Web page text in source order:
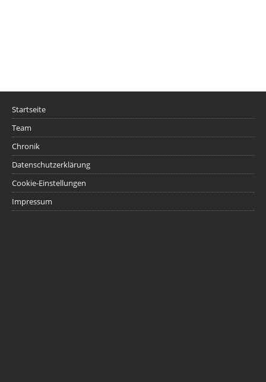
Startseite
Team
Chronik
Datenschutzerklärung
Cookie-Einstellungen
Impressum